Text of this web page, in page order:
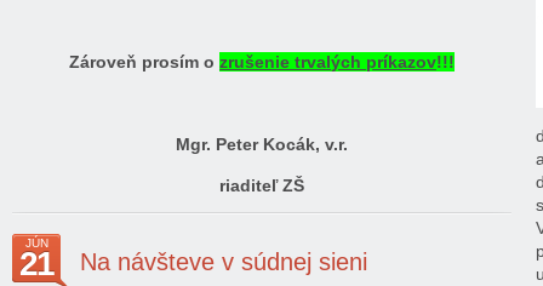
Zároveň prosím ozrušenie trvalých príkazov!!!
Mgr. Peter Kocák, v.r.
riaditeľ ZŠ
JÚN
21 Na návšteve v súdnej sieni